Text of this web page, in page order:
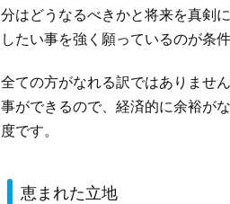
分はどうなるべきかと将来を真剣
したい事を強く願っているのが条件
全ての方がなれる訳ではありませ
事ができるので、経済的に余裕が
度です。
恵まれた立地